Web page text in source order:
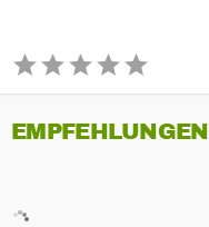
EMPFEHLUNGEN